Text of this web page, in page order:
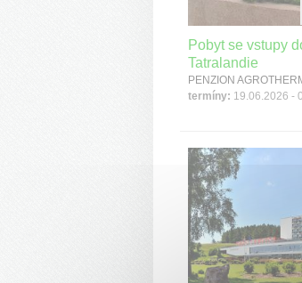
Pobyt se vstupy
Tatralandie
PENZION
termíny: 19.06.2026 -